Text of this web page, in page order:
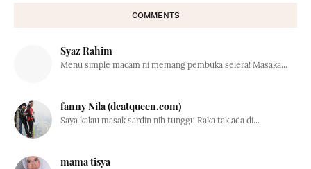
COMMENTS
Syaz Rahim
Menu simple macam ni memang pembuka selera! Masaka...
fanny Nila (dcatqueen.com)
Saya kalau masak sardin nih tunggu Raka tak ada di...
mama tisya